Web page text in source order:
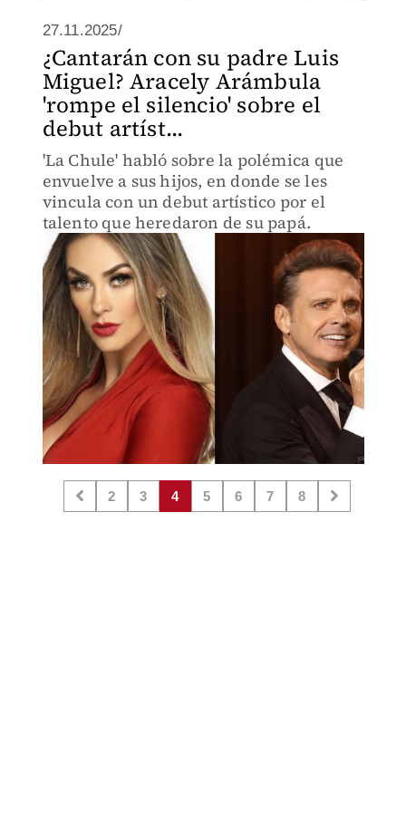
27.11.2025/
¿Cantarán con su padre Luis
Miguel? Aracely Arámbula
'rompe el silencio' sobre el
debut artíst...
'La Chule' habló sobre la polémica que
envuelve a sus hijos, en donde se les
vincula con un debut artístico por el
talento que heredaron de su papá.
2 3 4 5 6 7 8